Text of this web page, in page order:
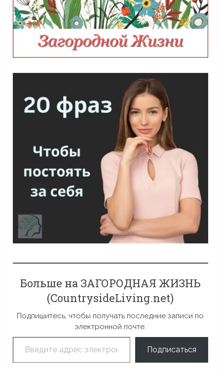
Больше на ЗАГОРОДНАЯ ЖИЗНЬ
(CountrysideLiving.net)
Подпишитесь, чтобы получать последние записи по
электронной почте.
Введите адрес электронной почты…
Подписаться